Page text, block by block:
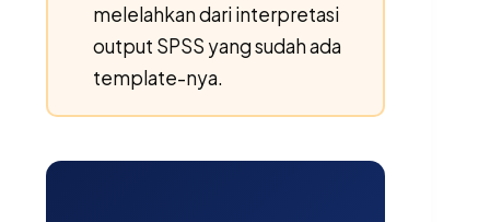
melelahkan dari interpretasi
output SPSS yang sudah ada
template-nya.